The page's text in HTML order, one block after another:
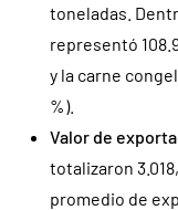
toneladas.
representó
y la carne
%).
Valor de
totalizaron
promedio de